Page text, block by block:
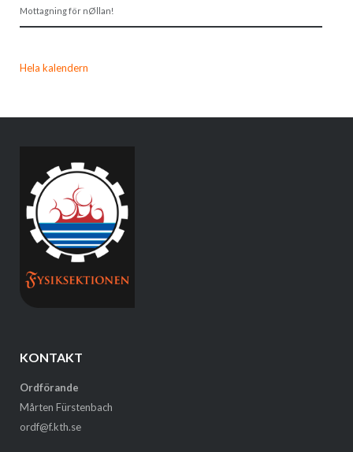
Mottagning för nØllan!
Hela kalendern
KONTAKT
Ordförande
Mårten Fürstenbach
ordf@f.kth.se